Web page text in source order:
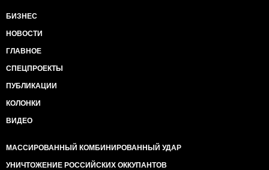
БИЗНЕС
НОВОСТИ
ГЛАВНОЕ
СПЕЦПРОЕКТЫ
ПУБЛИКАЦИИ
КОЛОНКИ
ВИДЕО
МАССИРОВАННЫЙ КОМБИНИРОВАННЫЙ УДАР
УНИЧТОЖЕНИЕ РОССИЙСКИХ ОККУПАНТОВ